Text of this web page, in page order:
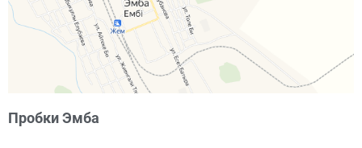
Пробки Эмба